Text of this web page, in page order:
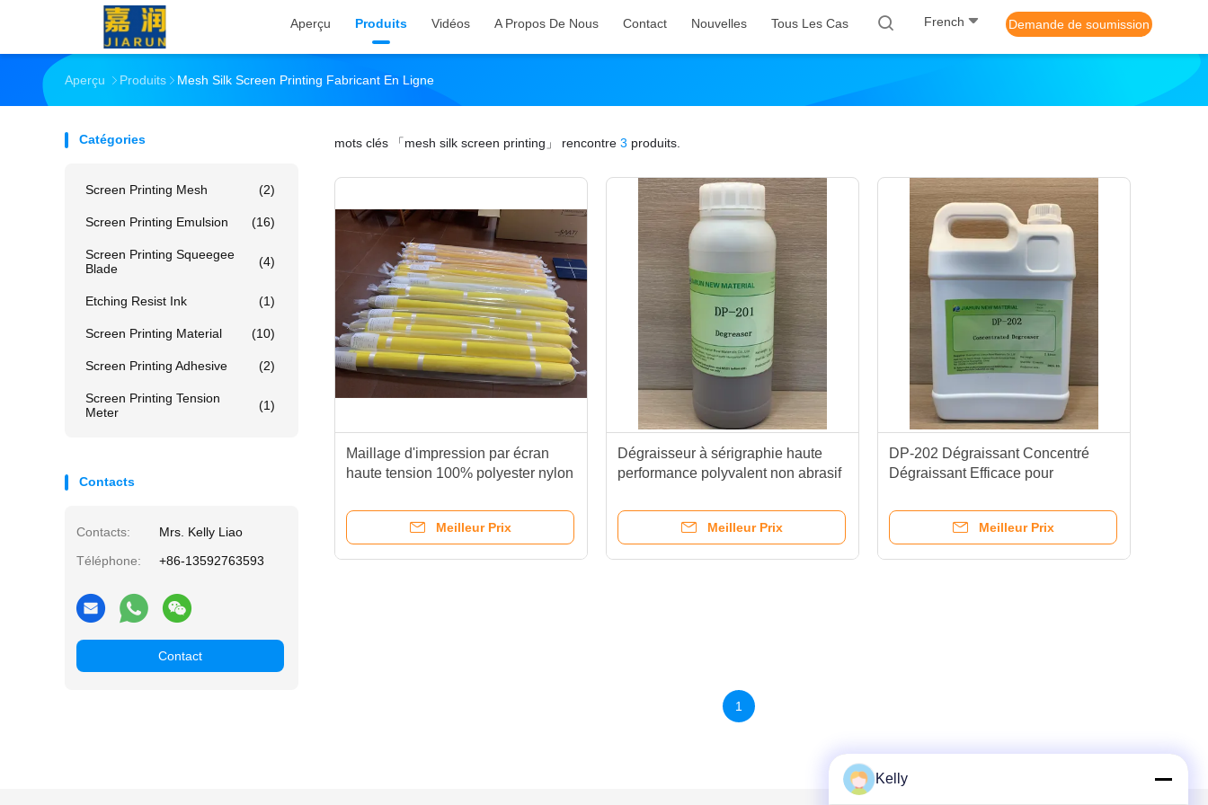
Aperçu Produits Vidéos A Propos De Nous Contact Nouvelles Tous Les Cas French Demande de soumission
Aperçu Produits Mesh Silk Screen Printing Fabricant En Ligne
Catégories
Screen Printing Mesh (2)
Screen Printing Emulsion (16)
Screen Printing Squeegee
Blade
(4)
Etching Resist Ink (1)
Screen Printing Material (10)
Screen Printing Adhesive (2)
Screen Printing Tension
Meter
(1)
Contacts
Contacts:
Mrs. Kelly Liao
Téléphone:
+86-13592763593
Contact
mots clés 「mesh silk screen printing」 rencontre 3 produits.
Maillage d'impression par écran
haute tension 100% polyester nylon
Meilleur Prix
Dégraisseur à sérigraphie haute
performance polyvalent non abrasif
Meilleur Prix
DP-202 Dégraissant Concentré
Dégraissant Efficace pour
Meilleur Prix
1
Kelly